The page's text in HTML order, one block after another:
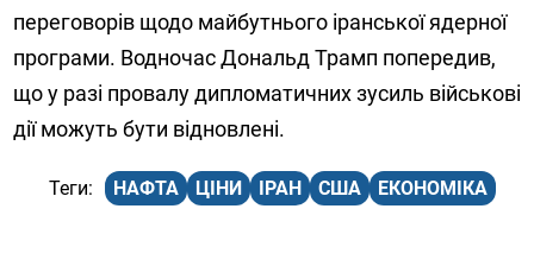
переговорів щодо майбутнього іранської ядерної
програми. Водночас Дональд Трамп попередив,
що у разі провалу дипломатичних зусиль військові
дії можуть бути відновлені.
НАФТА ЦІНИ ІРАН США ЕКОНОМІКА